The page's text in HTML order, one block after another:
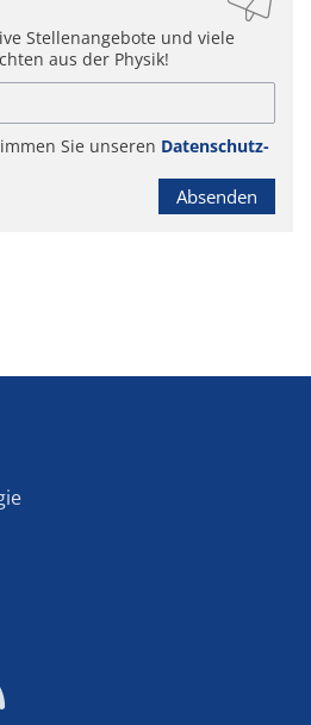
Stellenangebote und viele
aus der Physik!
Sie unseren Datenschutz-
Absenden